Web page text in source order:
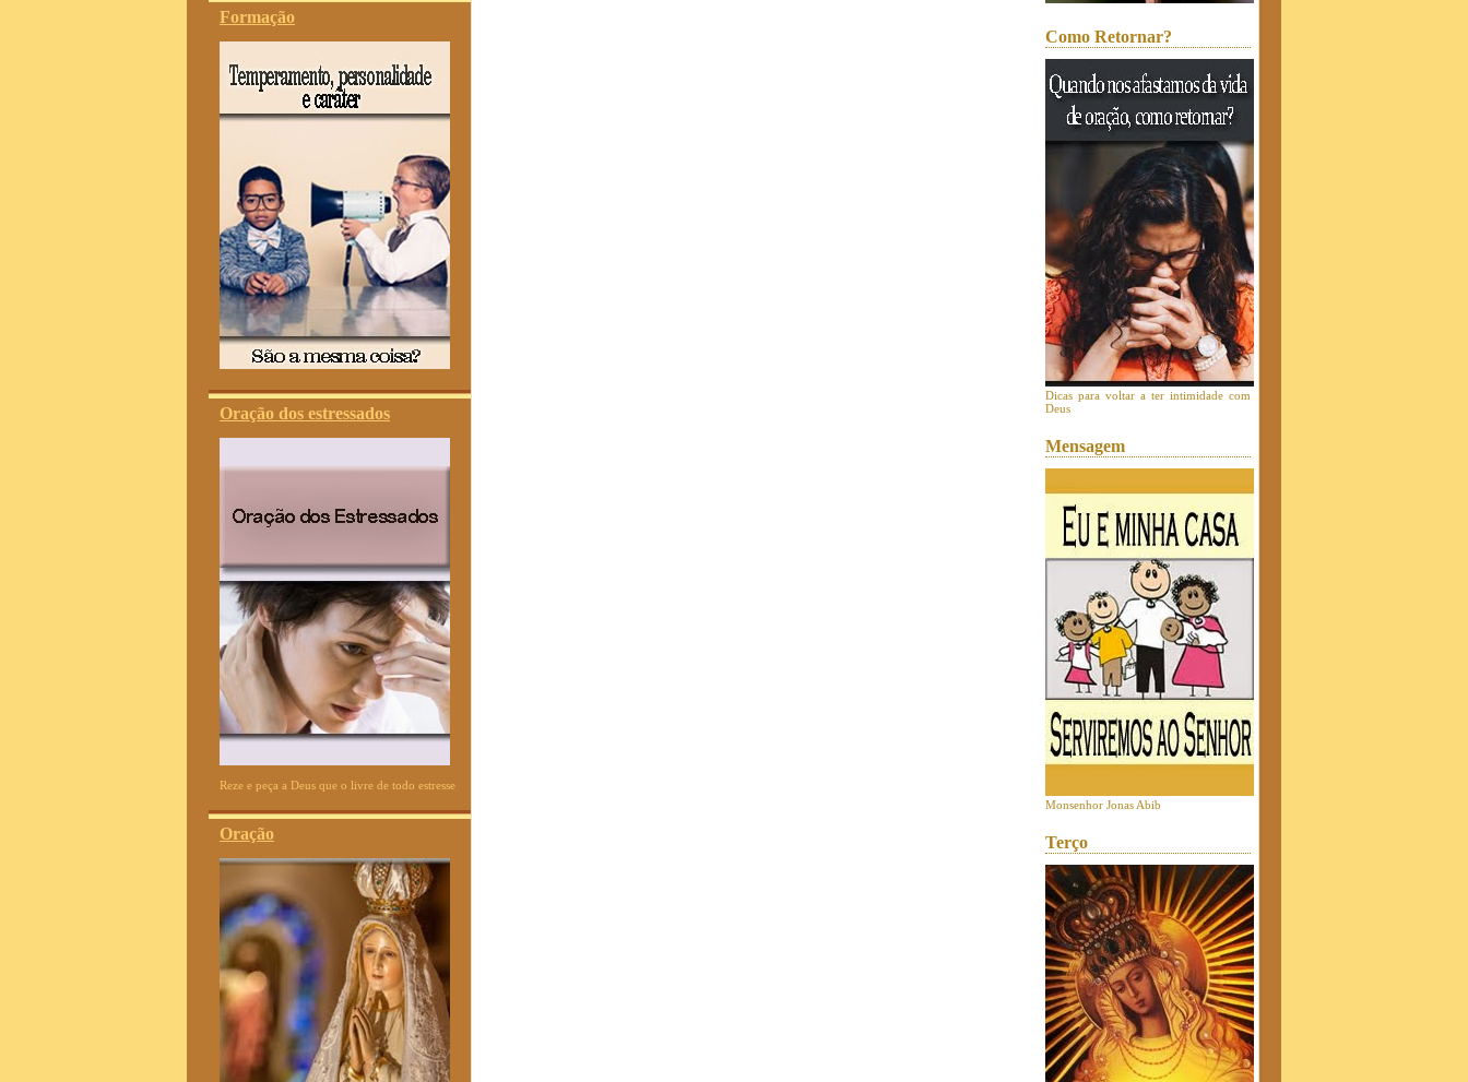
Formação
Oração dos estressados
Reze e peça a Deus que o livre de todo estresse
Oração
Como Retornar?
Dicas para voltar a ter intimidade com
Deus
Mensagem
Monsenhor Jonas Abib
Terço